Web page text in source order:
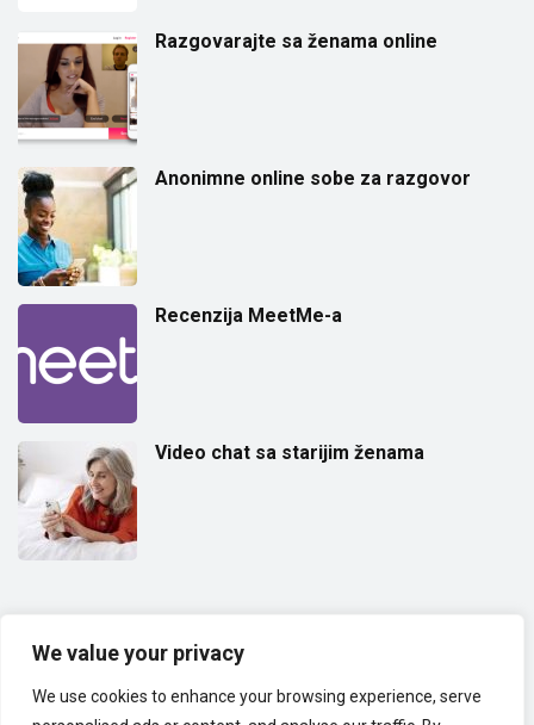
We value your privacy
We use cookies to enhance your browsing experience, serve
Razgovarajte sa ženama online
Anonimne online sobe za razgovor
Recenzija MeetMe-a
Video chat sa starijim ženama
je samo odraslima. Riječ je o web stranici za upoznavanje i video chat s
nasumičnom vezom, namijenjenoj povezivanju ljudi iz cijelog svijeta.